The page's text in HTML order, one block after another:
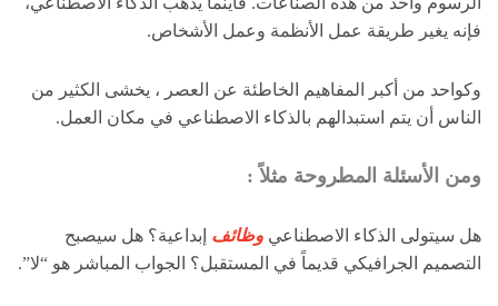
فإنه يغير طريقة عمل الأنظمة وعمل الأشخاص.
وكواحد من أكبر المفاهيم الخاطئة عن العصر ، يخشى الكثير من
الناس أن يتم استبدالهم بالذكاء الاصطناعي في مكان العمل.
ومن الأسئلة المطروحة مثلاً :
هل سيتولى الذكاء الاصطناعي وظائف إبداعية؟ هل سيصبح
التصميم الجرافيكي قديماً في المستقبل؟ الجواب المباشر هو “لا”.